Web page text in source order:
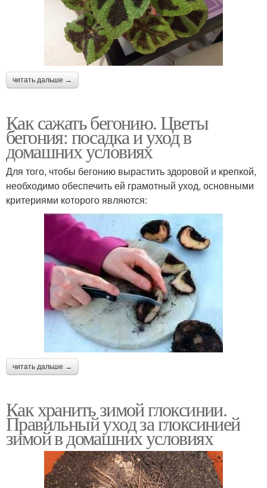
читать дальше →
Как сажать бегонию. Цветы
бегония: посадка и уход в
домашних условиях
Для того, чтобы бегонию вырастить здоровой и крепкой,
необходимо обеспечить ей грамотный уход, основными
критериями которого являются:
читать дальше →
Как хранить зимой глоксинии.
Правильный уход за глоксинией
зимой в домашних условиях